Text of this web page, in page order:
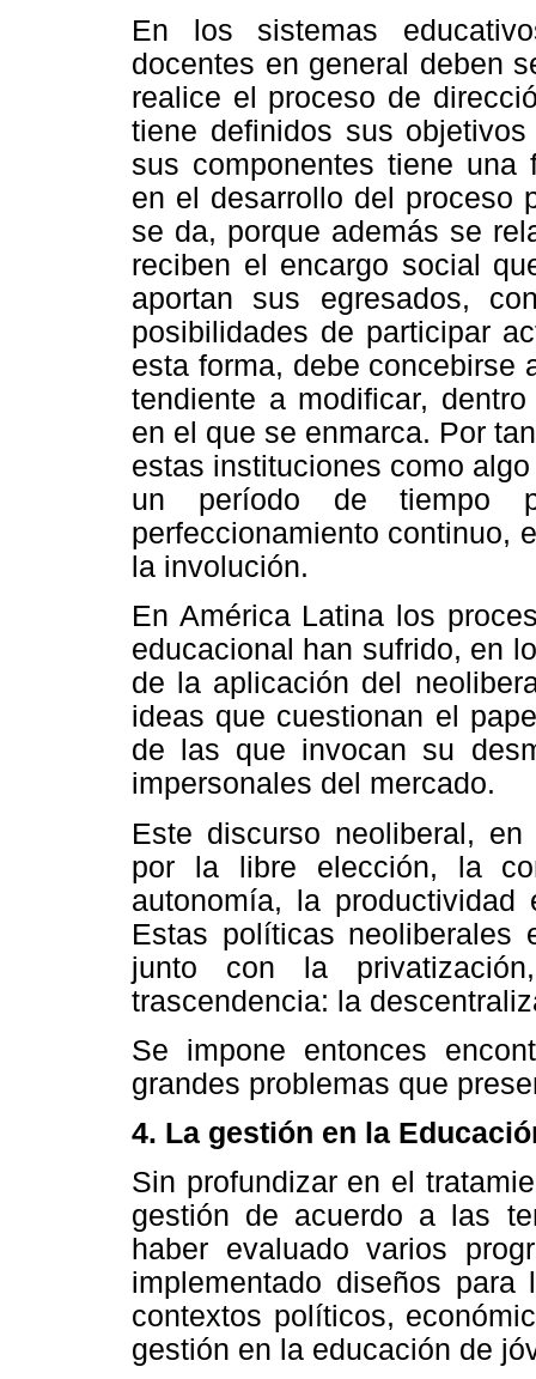
En los sistemas
docentes en general deben
realice el proceso de
tiene definidos sus
sus componentes tiene una
en el desarrollo del proceso
se da, porque además se
reciben el encargo social
aportan sus egresados,
posibilidades de participar
esta forma, debe concebirse
tendiente a modificar,
en el que se enmarca. Por
estas instituciones como
un período de tiempo
perfeccionamiento continuo,
la involución.
En América Latina los
educacional han sufrido, en
de la aplicación del
ideas que cuestionan el
de las que invocan su
impersonales del mercado.
Este discurso neoliberal,
por la libre elección, la
autonomía, la
Estas políticas neoliberales
junto con la
trascendencia: la
Se impone entonces
grandes problemas que
4. La gestión en la
Sin profundizar en el
gestión de acuerdo a las
haber evaluado varios
implementado diseños
contextos políticos,
gestión en la educación de